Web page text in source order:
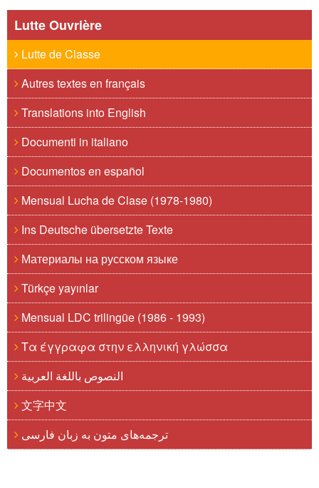
Lutte Ouvrière
Lutte de Classe
Autres textes en français
Translations into English
Documenti in italiano
Documentos en español
Mensual Lucha de Clase (1978-1980)
Ins Deutsche übersetzte Texte
Материалы на русском языке
Türkçe yayınlar
Mensual LDC trilingüe (1986 - 1993)
Τα έγγραφα στην ελληνική γλώσσα
النصوص باللغة العربية
文字中文
ترجمه‌های متون به زبان فارسی